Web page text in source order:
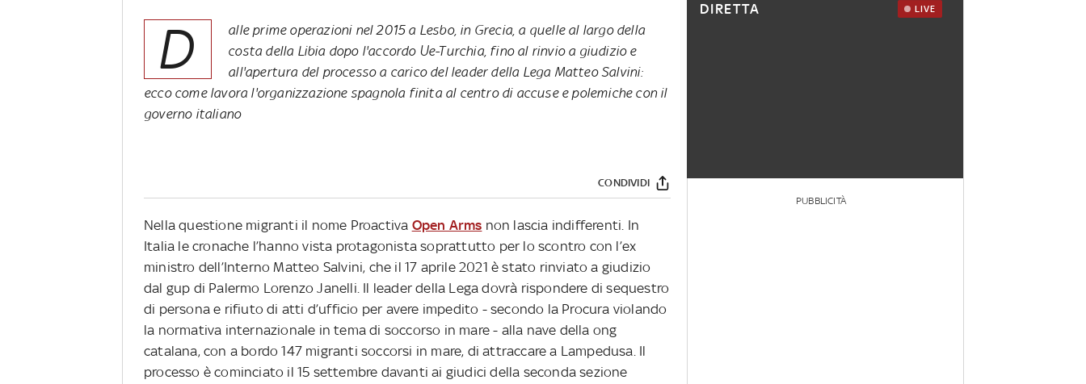
D
alle prime operazioni nel 2015 a Lesbo, in Grecia, a quelle al largo della
costa della Libia dopo l'accordo Ue-Turchia, fino al rinvio a giudizio e
all'apertura del processo a carico del leader della Lega Matteo Salvini:
ecco come lavora l'organizzazione spagnola finita al centro di accuse e polemiche con il
governo italiano
CONDIVIDI
Nella questione migranti il nome Proactiva Open Arms non lascia indifferenti. In
Italia le cronache l’hanno vista protagonista soprattutto per lo scontro con l’ex
ministro dell’Interno Matteo Salvini, che il 17 aprile 2021 è stato rinviato a giudizio
dal gup di Palermo Lorenzo Janelli. Il leader della Lega dovrà rispondere di sequestro
di persona e rifiuto di atti d’ufficio per avere impedito - secondo la Procura violando
la normativa internazionale in tema di soccorso in mare - alla nave della ong
catalana, con a bordo 147 migranti soccorsi in mare, di attraccare a Lampedusa. Il
processo è cominciato il 15 settembre davanti ai giudici della seconda sezione
DIRETTA LIVE
PUBBLICITÀ